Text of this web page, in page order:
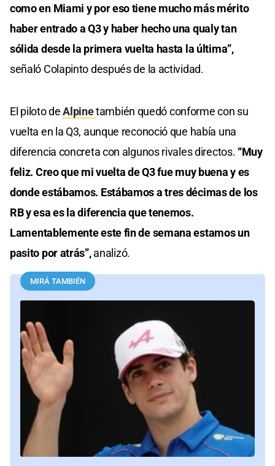
como en Miami y por eso tiene mucho más mérito
haber entrado a Q3 y haber hecho una qualy tan
sólida desde la primera vuelta hasta la última”,
señaló Colapinto después de la actividad.
El piloto deAlpinetambién quedó conforme con su
vuelta en la Q3, aunque reconoció que había una
diferencia concreta con algunos rivales directos. “Muy
feliz. Creo que mi vuelta de Q3 fue muy buena y es
donde estábamos. Estábamos a tres décimas de los
RB y esa es la diferencia que tenemos.
Lamentablemente este fin de semana estamos un
pasito por atrás”,analizó.
MIRÁ TAMBIÉN